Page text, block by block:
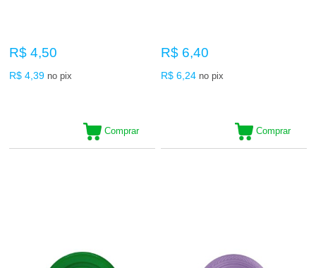
R$ 4,50
R$ 4,39 no pix
Comprar
R$ 6,40
R$ 6,24 no pix
Comprar